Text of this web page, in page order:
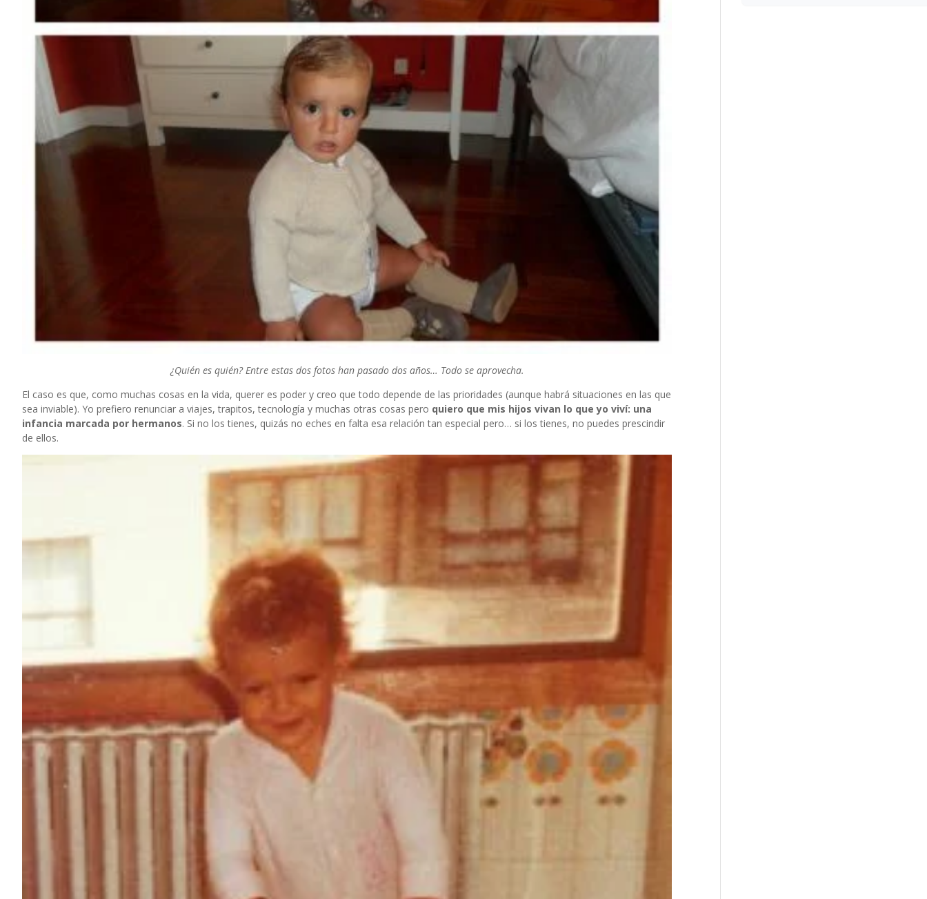
¿Quién es quién? Entre estas dos fotos han pasado dos años… Todo se aprovecha.
El caso es que, como muchas cosas en la vida, querer es poder y creo que todo depende de las prioridades (aunque habrá situaciones en las que
sea inviable). Yo prefiero renunciar a viajes, trapitos, tecnología y muchas otras cosas pero quiero que mis hijos vivan lo que yo viví: una
infancia marcada por hermanos. Si no los tienes, quizás no eches en falta esa relación tan especial pero… si los tienes, no puedes prescindir
de ellos.